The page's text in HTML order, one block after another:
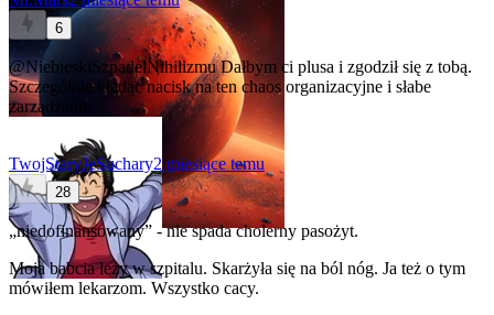
6
@NiebieskiSzpadelNihilizmuDałbym ci plusa i zgodził się z tobą.
Szczególnie kładąc nacisk na ten chaos organizacyjne i słabe
zarządzanie.
TwojStaryJeSuchary2 miesiące temu
28
„niedofinansowany” - nie spada cholerny pasożyt.
Moja babcia leży w szpitalu. Skarżyła się na ból nóg. Ja też o tym
mówiłem lekarzom. Wszystko cacy.